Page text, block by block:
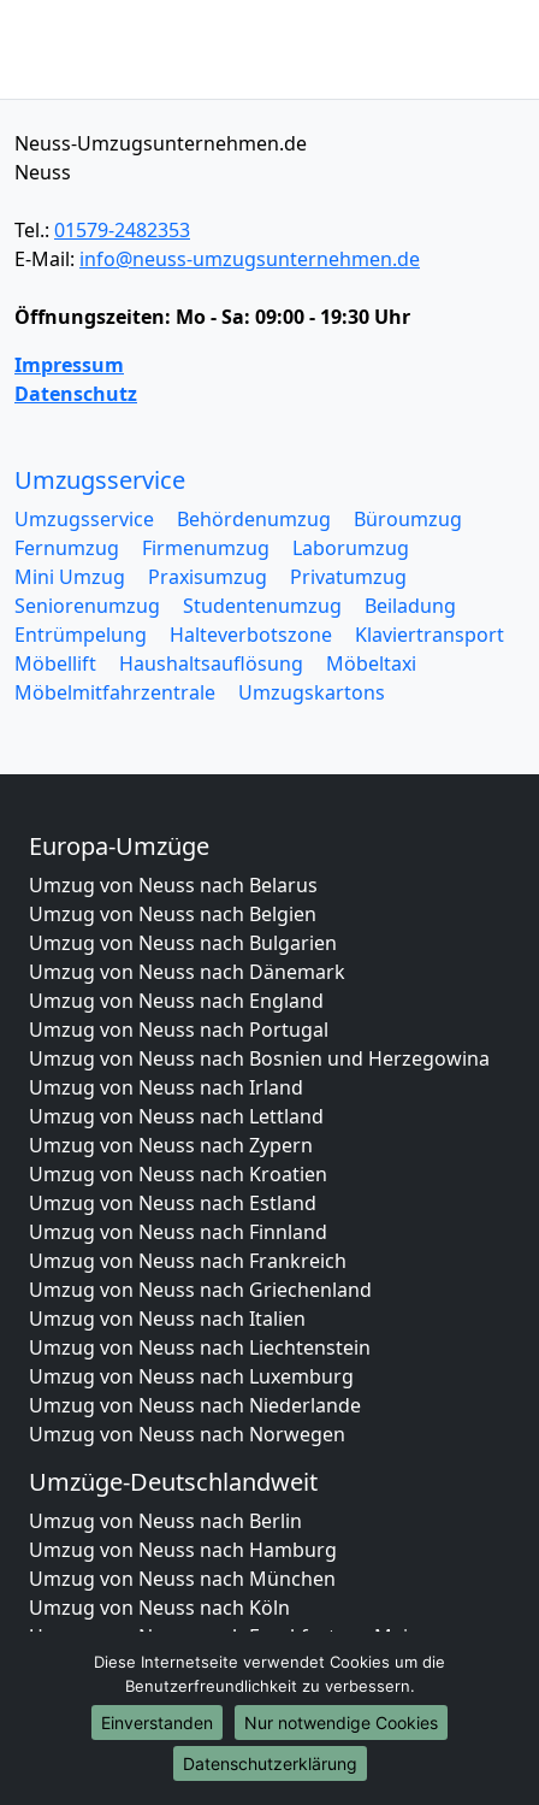
Neuss-Umzugsunternehmen.de
Neuss
Tel.: 01579-2482353
E-Mail: info@neuss-umzugsunternehmen.de
Öffnungszeiten: Mo - Sa: 09:00 - 19:30 Uhr
Impressum
Datenschutz
Umzugsservice
Umzugsservice Behördenumzug
Büroumzug
Fernumzug
Firmenumzug
Laborumzug
Mini Umzug
Praxisumzug
Privatumzug
Seniorenumzug
Studentenumzug
Beiladung
Entrümpelung
Halteverbotszone
Klaviertransport
Möbellift
Haushaltsauflösung
Möbeltaxi
Möbelmitfahrzentrale
Umzugskartons
Europa-Umzüge
Umzug von Neuss nach Belarus
Umzug von Neuss nach Belgien
Umzug von Neuss nach Bulgarien
Umzug von Neuss nach Dänemark
Umzug von Neuss nach England
Umzug von Neuss nach Portugal
Umzug von Neuss nach Bosnien und Herzegowina
Umzug von Neuss nach Irland
Umzug von Neuss nach Lettland
Umzug von Neuss nach Zypern
Umzug von Neuss nach Kroatien
Umzug von Neuss nach Estland
Umzug von Neuss nach Finnland
Umzug von Neuss nach Frankreich
Umzug von Neuss nach Griechenland
Umzug von Neuss nach Italien
Umzug von Neuss nach Liechtenstein
Umzug von Neuss nach Luxemburg
Umzug von Neuss nach Niederlande
Umzug von Neuss nach Norwegen
Umzüge-Deutschlandweit
Umzug von Neuss nach Berlin
Umzug von Neuss nach Hamburg
Umzug von Neuss nach München
Umzug von Neuss nach Köln
Umzug von Neuss nach Frankfurt am Main
Umzug von Neuss nach Stuttgart
Umzug von Neuss nach Düsseldorf
Umzug von Neuss nach Leipzig
Umzug von Neuss nach Dortmund
Umzug von Neuss nach Essen
Diese Internetseite verwendet Cookies um die
Benutzerfreundlichkeit zu verbessern.
Einverstanden
Nur notwendige Cookies
Datenschutzerklärung